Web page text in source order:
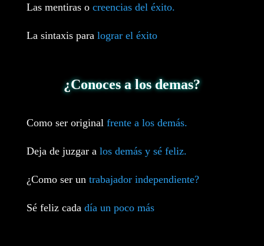
Las mentiras o creencias del éxito.
La sintaxis para lograr el éxito
¿Conoces a los demas?
Como ser original frente a los demás.
Deja de juzgar a los demás y sé feliz.
¿Como ser un trabajador independiente?
Sé feliz cada día un poco más